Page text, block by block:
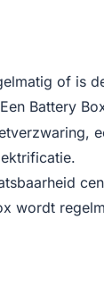
of is
Een Battery
wordt